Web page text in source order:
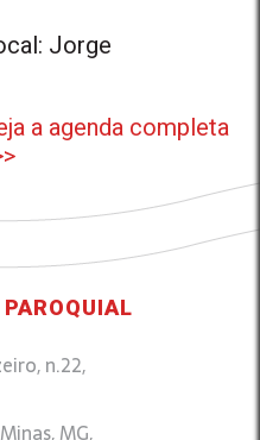
Jorge
a agenda completa
n.22,
MG,